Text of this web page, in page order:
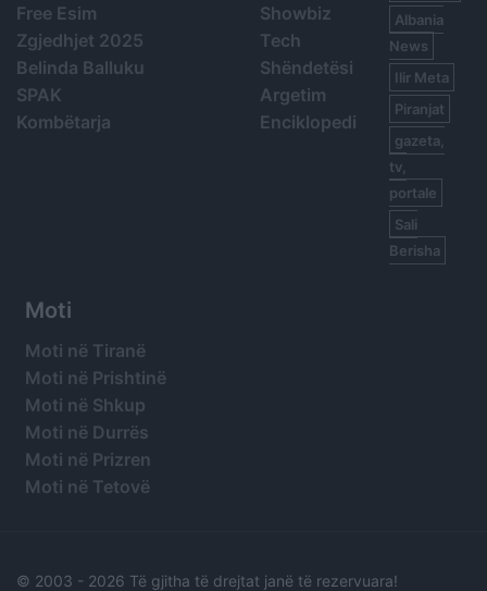
Free Esim
Zgjedhjet 2025
Belinda Balluku
SPAK
Kombëtarja
Showbiz
Tech
Shëndetësi
Argetim
Enciklopedi
Albania
News
Ilir Meta
Piranjat
gazeta,
tv,
portale
Sali
Berisha
Moti
Moti në Tiranë
Moti në Prishtinë
Moti në Shkup
Moti në Durrës
Moti në Prizren
Moti në Tetovë
© 2003 - 2026 Të gjitha të drejtat janë të rezervuara!